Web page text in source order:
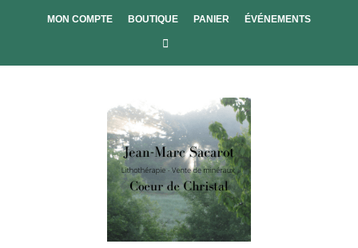
MON COMPTE BOUTIQUE PANIER ÉVÉNEMENTS